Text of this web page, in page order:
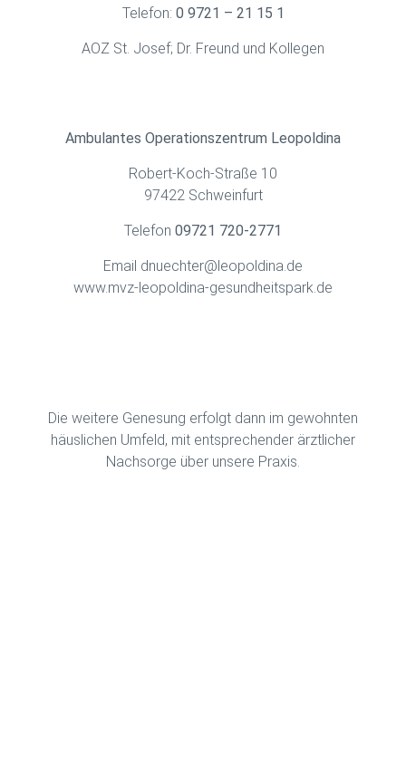
Telefon: 0 9721 – 21 15 1
AOZ St. Josef; Dr. Freund und Kollegen
Ambulantes Operationszentrum Leopoldina
Robert-Koch-Straße 10
97422 Schweinfurt
Telefon 09721 720-2771
Email dnuechter@leopoldina.de
www.mvz-leopoldina-gesundheitspark.de
Die weitere Genesung erfolgt dann im gewohnten
häuslichen Umfeld, mit entsprechender ärztlicher
Nachsorge über unsere Praxis.